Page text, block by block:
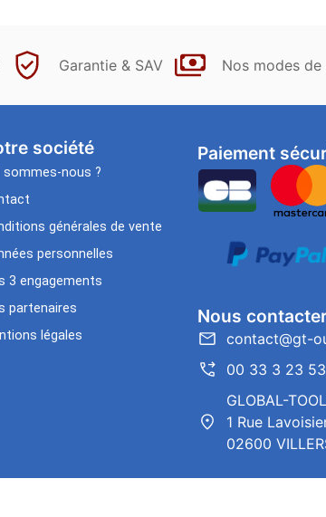
Garantie & SAV Nos modes de
société
sommes-nous ?
générales de vente
personnelles
3 engagements
partenaires
légales
Paiement
Nous
contact@gt-
00 33 3 23
GLOBAL-
1 Rue
02600